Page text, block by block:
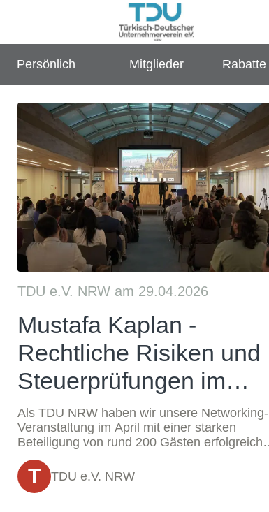
Persönlich Mitglieder
TDU e.V. NRW am 29.04.2026
Mustafa Kaplan -
Rechtliche Risiken und
Steuerprüfungen im
Geschäftsleben
Als TDU NRW haben wir unsere Networking-
Veranstaltung im April mit einer starken
Beteiligung von rund 200 Gästen erfolgreich
durchgeführt.
T TDU e.V. NRW